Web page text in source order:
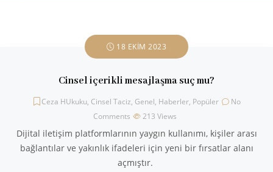
18 EKIM 2023
Cinsel içerikli mesajlaşma suç mu?
Ceza HUkuku, Cinsel Taciz, Genel, Haberler, Popüler
No
Comments
213 Views
Dijital iletişim platformlarının yaygın kullanımı, kişiler arası
bağlantılar ve yakınlık ifadeleri için yeni bir fırsatlar alanı
açmıştır.